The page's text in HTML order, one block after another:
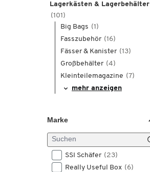
Lagerkästen & Lagerbehälter
(101)
Big Bags (1)
Fasszubehör (16)
Fässer & Kanister (13)
Großbehälter (4)
Kleinteilemagazine (7)
mehr anzeigen
Marke
SSI Schäfer (23)
Really Useful Box (6)